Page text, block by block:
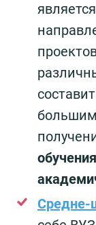
Средне-